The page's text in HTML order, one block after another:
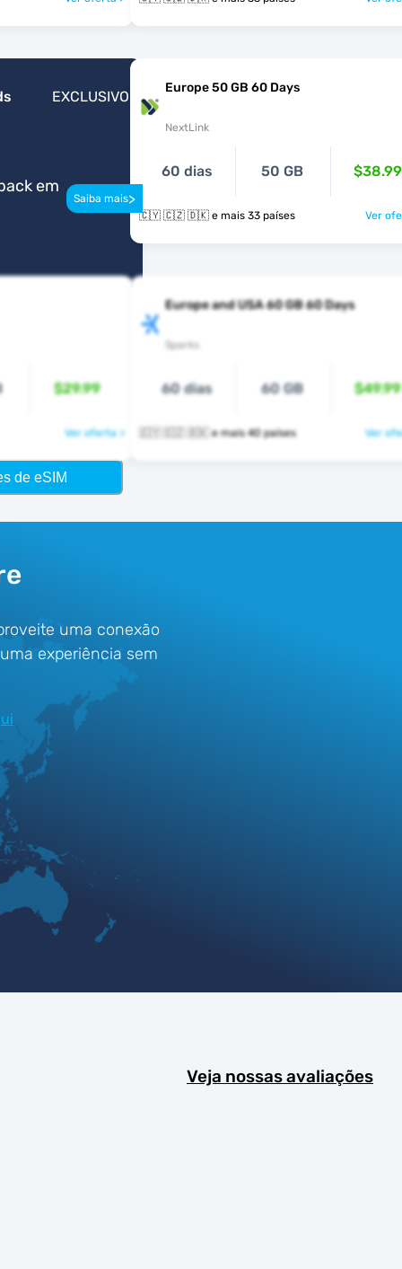
EXCLUSIVO
em
Saiba mais>
Europe 50 GB 60 Days
NextLink
60 dias 50 GB $38.99
🇨🇾 🇨🇿 🇩🇰 e mais 33 países Ver
$29.99
Ver oferta >
Europe and USA 60 GB 60 Days
Sparks
60 dias 60 GB $49.99
🇨🇾 🇨🇿 🇩🇰 e mais 40 países Ver
de eSIM
uma conexão
experiência sem
Veja nossas avaliações